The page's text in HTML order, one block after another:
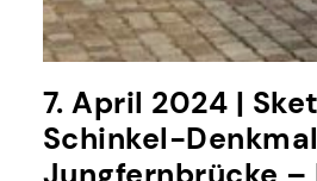
7. April 2024 |
Schinkel-